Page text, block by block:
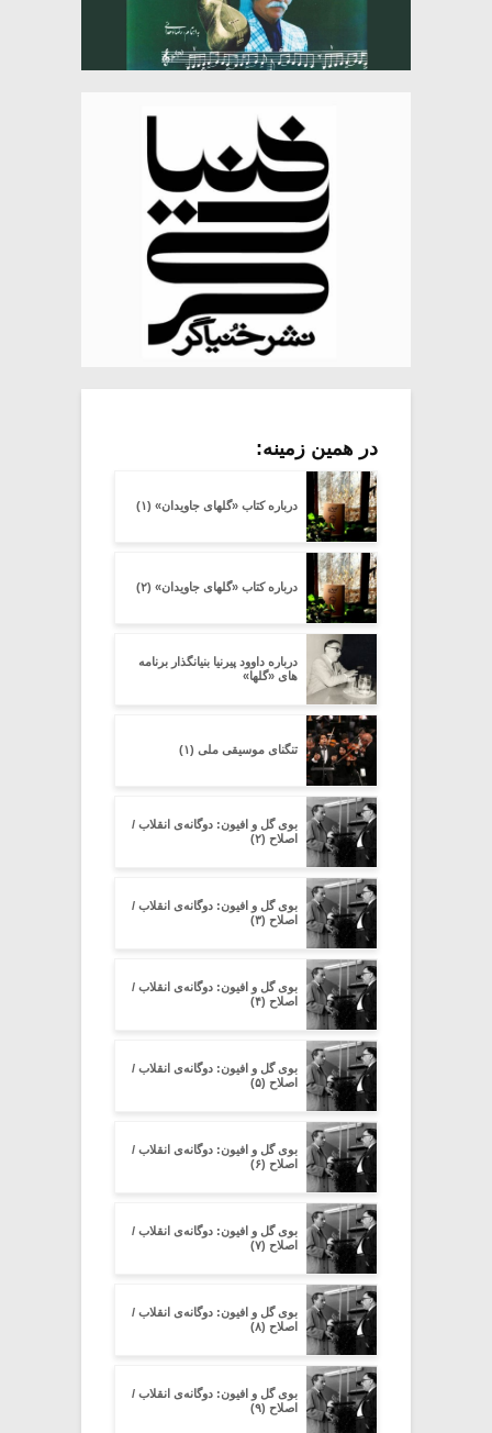
در همین زمینه:
درباره کتاب «گلهای جاویدان» (۱)
درباره کتاب «گلهای جاویدان» (۲)
درباره داوود پیرنیا بنیانگذار برنامه
های «گلها»
تنگنای موسیقی ملی (۱)
بوی گل و افیون: دوگانه‌ی انقلاب /
اصلاح (۲)
بوی گل و افیون: دوگانه‌ی انقلاب /
اصلاح (۳)
بوی گل و افیون: دوگانه‌ی انقلاب /
اصلاح (۴)
بوی گل و افیون: دوگانه‌ی انقلاب /
اصلاح (۵)
بوی گل و افیون: دوگانه‌ی انقلاب /
اصلاح (۶)
بوی گل و افیون: دوگانه‌ی انقلاب /
اصلاح (۷)
بوی گل و افیون: دوگانه‌ی انقلاب /
اصلاح (۸)
بوی گل و افیون: دوگانه‌ی انقلاب /
اصلاح (۹)